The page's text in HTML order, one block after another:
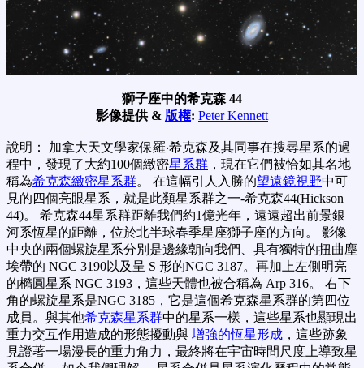
獅子座中的希克森 44
影像提供 & 版權: Peter Kennett
說明： 加拿大天文學家保羅‧希克森及其同事在搜尋星系的過
程中，發現了大約100個緻密星系群 ，現在它們被恰如其名地
稱為希克森緻密星系群。 在這幅引人入勝的望遠鏡視野中可
見的四個亮眼星系，就是此類星系群之一-希克森44(Hickson
44)。 希克森44星系群距離我們約1億光年，遠遠超出前景銀
河系恆星的距離，位於北半球春季星座獅子座的方向。 影像
中央的兩個螺旋星系分別是邊緣朝向我們、具有獨特的扭曲塵
埃帶的 NGC 3190以及呈 S 形的NGC 3187。再加上左側明亮
的橢圓星系 NGC 3193，這些天體也被合稱為 Arp 316。 右下
角的螺旋星系是NGC 3185，它是這個希克森星系群的第四位
成員。與其他希克森星系群中的星系一樣，這些星系也顯現出
重力交互作用造成的形態擾動與 增強的恆星形成 ，這些跡象
見證著一場漫長的重力角力，最終將在宇宙時間尺度上導致星